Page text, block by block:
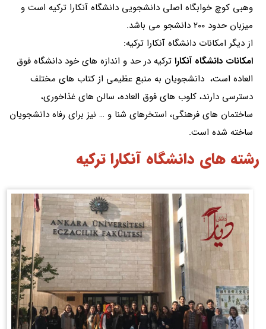
وهبی کوچ خوابگاه اصلی دانشجویی دانشگاه آنکارا ترکیه است و
میزبان حدود ۲۰۰ دانشجو می باشد.
از دیگر امکانات دانشگاه آنکارا ترکیه:
امکانات دانشگاه آنکارا ترکیه در حد و اندازه های خود دانشگاه فوق
العاده است، دانشجویان به منبع عظیمی از کتاب های مختلف
دسترسی دارند، کلوب های فوق العاده، سالن های غذاخوری،
ساختمان های فرهنگی، استخرهای شنا و … نیز برای رفاه دانشجویان
ساخته شده است.
رشته های دانشگاه آنکارا ترکیه